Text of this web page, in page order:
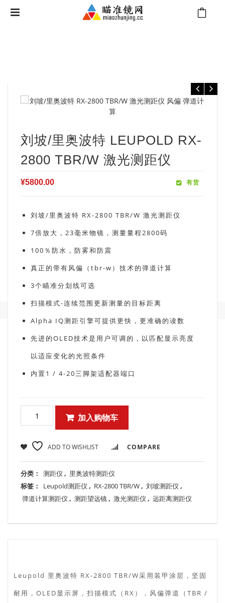
刘坡/里奥波特 LEUPOLD RX-
2800 TBR/W 激光测距仪
¥5800.00 有货
刘坡/里奥波特 RX-2800 TBR/W 激光测距仪
7倍放大，23毫米物镜，测量量程2800码
100％防水，防雾和防震
真正的带有风偏（tbr-w）技术的弹道计算
3个瞄准分划线可选
扫描模式-连续范围更新测量的目标距离
Alpha IQ测距引擎可提供更快，更准确的读数
先进的OLED技术是用户可调的，以匹配显示亮度
以适应变化的光照条件
内置1 / 4-20三脚架适配器端口
加入购物车
ADD TO WISHLIST COMPARE
分类： 测距仪 , 里奥波特测距仪
标签：
Leupold测距仪 , RX-2800 TBR/W, 刘坡测距仪 ,
弹道计算测距仪 , 测距望远镜, 激光测距仪 , 远距离测距仪
Leupold 里奥波特 RX-2800 TBR/W采用装甲涂层，坚固
耐用，OLED显示屏，扫描模式（RX），风偏弹道（TBR /